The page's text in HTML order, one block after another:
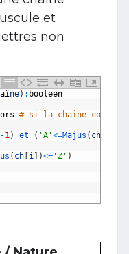
et
non
îne) : booleen
# si la chaine
-1) et ( 'A'<=Majus ( ch
( ch i )<= 'Z' )